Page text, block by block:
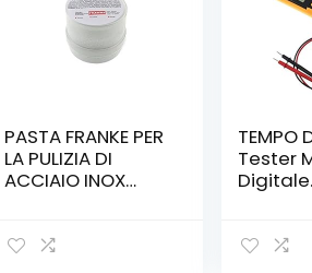
PASTA FRANKE PER
LA PULIZIA DI
ACCIAIO INOX
300g
TEMPO
Tester
Digitale
Protester